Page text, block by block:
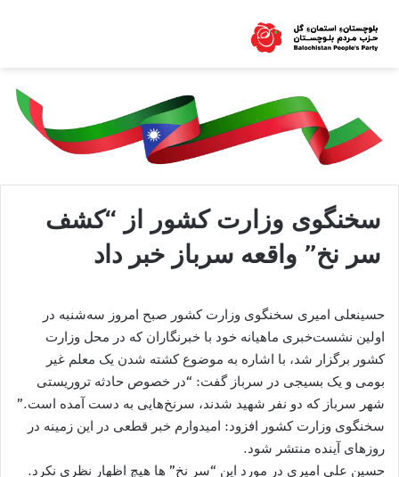
سخنگوی وزارت کشور از “کشف
سر نخ” واقعه سرباز خبر داد
حسینعلی امیری سخنگوی وزارت کشور صبح امروز سه‌شنبه در
اولین نشست‌خبری ماهیانه خود با خبرنگاران که در محل وزارت
کشور برگزار شد، با اشاره به موضوع کشته شدن یک معلم غیر
بومی و یک بسیجی در سرباز گفت: “در خصوص حادثه تروریستی
شهر سرباز که دو نفر شهید شدند، سرنخ‌هایی به دست آمده است.”
سخنگوی وزارت کشور افزود: امیدوارم خبر قطعی در این زمینه در
روزهای آینده منتشر شود.
حسین علی امیری در مورد این “سر نخ” ها هیچ اظهار نظری نکرد.